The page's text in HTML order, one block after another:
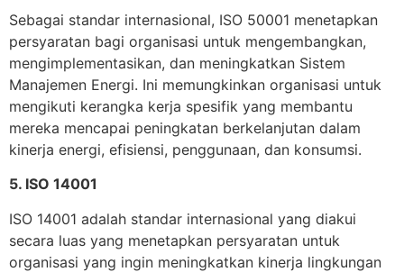
Sebagai standar internasional, ISO 50001 menetapkan
persyaratan bagi organisasi untuk mengembangkan,
mengimplementasikan, dan meningkatkan Sistem
Manajemen Energi. Ini memungkinkan organisasi untuk
mengikuti kerangka kerja spesifik yang membantu
mereka mencapai peningkatan berkelanjutan dalam
kinerja energi, efisiensi, penggunaan, dan konsumsi.
5. ISO 14001
ISO 14001 adalah standar internasional yang diakui
secara luas yang menetapkan persyaratan untuk
organisasi yang ingin meningkatkan kinerja lingkungan